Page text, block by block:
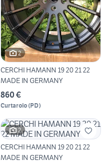
2
CERCHI HAMANN 19 20 21 22
MADE IN GERMANY
860 €
Curtarolo(PD)
2
CERCHI HAMANN 19 20 21 22
MADE IN GERMANY